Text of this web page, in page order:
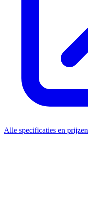
Alle specificaties en prijzen